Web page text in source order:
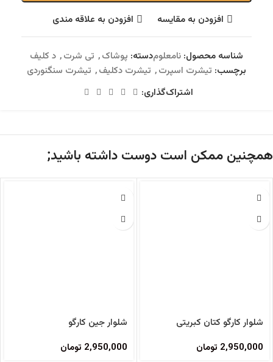
افزودن به مقایسه
افزودن به علاقه مندی
شناسه محصول: نامعلومدسته: پوشاک, تی شرت, د کلیف
برچسب: تیشرت اسپرت, تیشرت دکلیف, تیشرت سنگنوردی
اشتراک‌گذاری:
همچنین ممکن است دوست داشته باشید;
شلوار کارگو کتان کبریتی
2,950,000 تومان
شلوار جین کارگو
2,950,000 تومان